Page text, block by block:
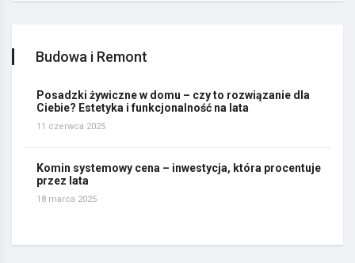
Budowa i Remont
Posadzki żywiczne w domu – czy to rozwiązanie dla
Ciebie? Estetyka i funkcjonalność na lata
11 czerwca 2025
Komin systemowy cena – inwestycja, która procentuje
przez lata
18 marca 2025